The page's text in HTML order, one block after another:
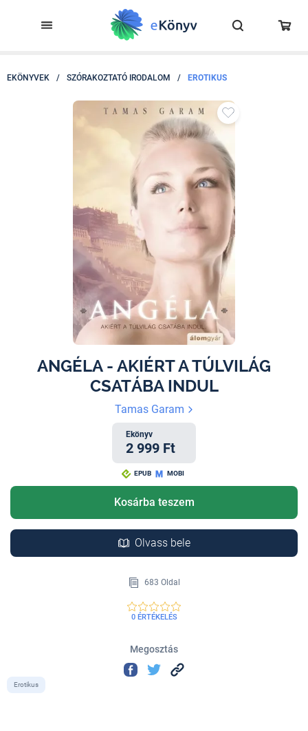
EKÖNYVEK / SZÓRAKOZTATÓ IRODALOM / EROTIKUS
ANGÉLA - AKIÉRT A TÚLVILÁG
CSATÁBA INDUL
Tamas Garam
Ekönyv
2 999 Ft
EPUB MOBI
Kosárba teszem
Olvass bele
683 Oldal
0 ÉRTÉKELÉS
Megosztás
Erotikus